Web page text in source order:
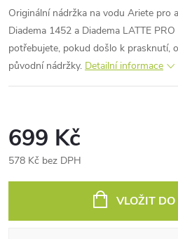
Originální nádržka na vodu Ariete pro
Diadema 1452 a Diadema LATTE
potřebujete, pokud došlo k prasknutí,
původní nádržky. Detailní informace
699 Kč
578 Kč bez DPH
VLOŽIT